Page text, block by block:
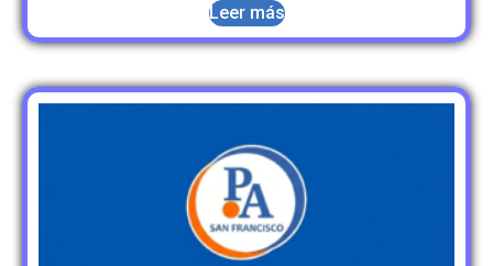
Leer más